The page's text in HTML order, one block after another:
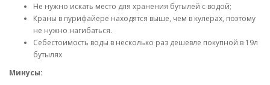
Не нужно искать место для хранения бутылей с водой;
Краны в пурифайере находятся выше, чем в кулерах, поэтому
не нужно нагибаться.
Себестоимость воды в несколько раз дешевле покупной в 19л
бутылях
Минусы: